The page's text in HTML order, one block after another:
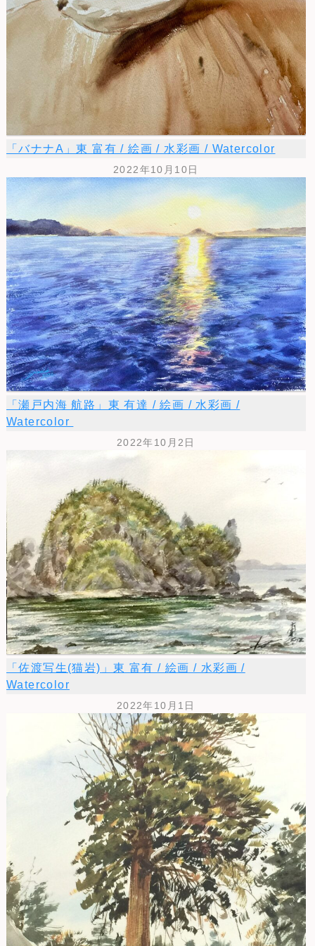
「バナナA」東 富有 / 絵画 / 水彩画 / Watercolor
2022年10月10日
「瀬戸内海 航路」東 有達 / 絵画 / 水彩画 /
Watercolor
2022年10月2日
「佐渡写生(猫岩)」東 富有 / 絵画 / 水彩画 /
Watercolor
2022年10月1日